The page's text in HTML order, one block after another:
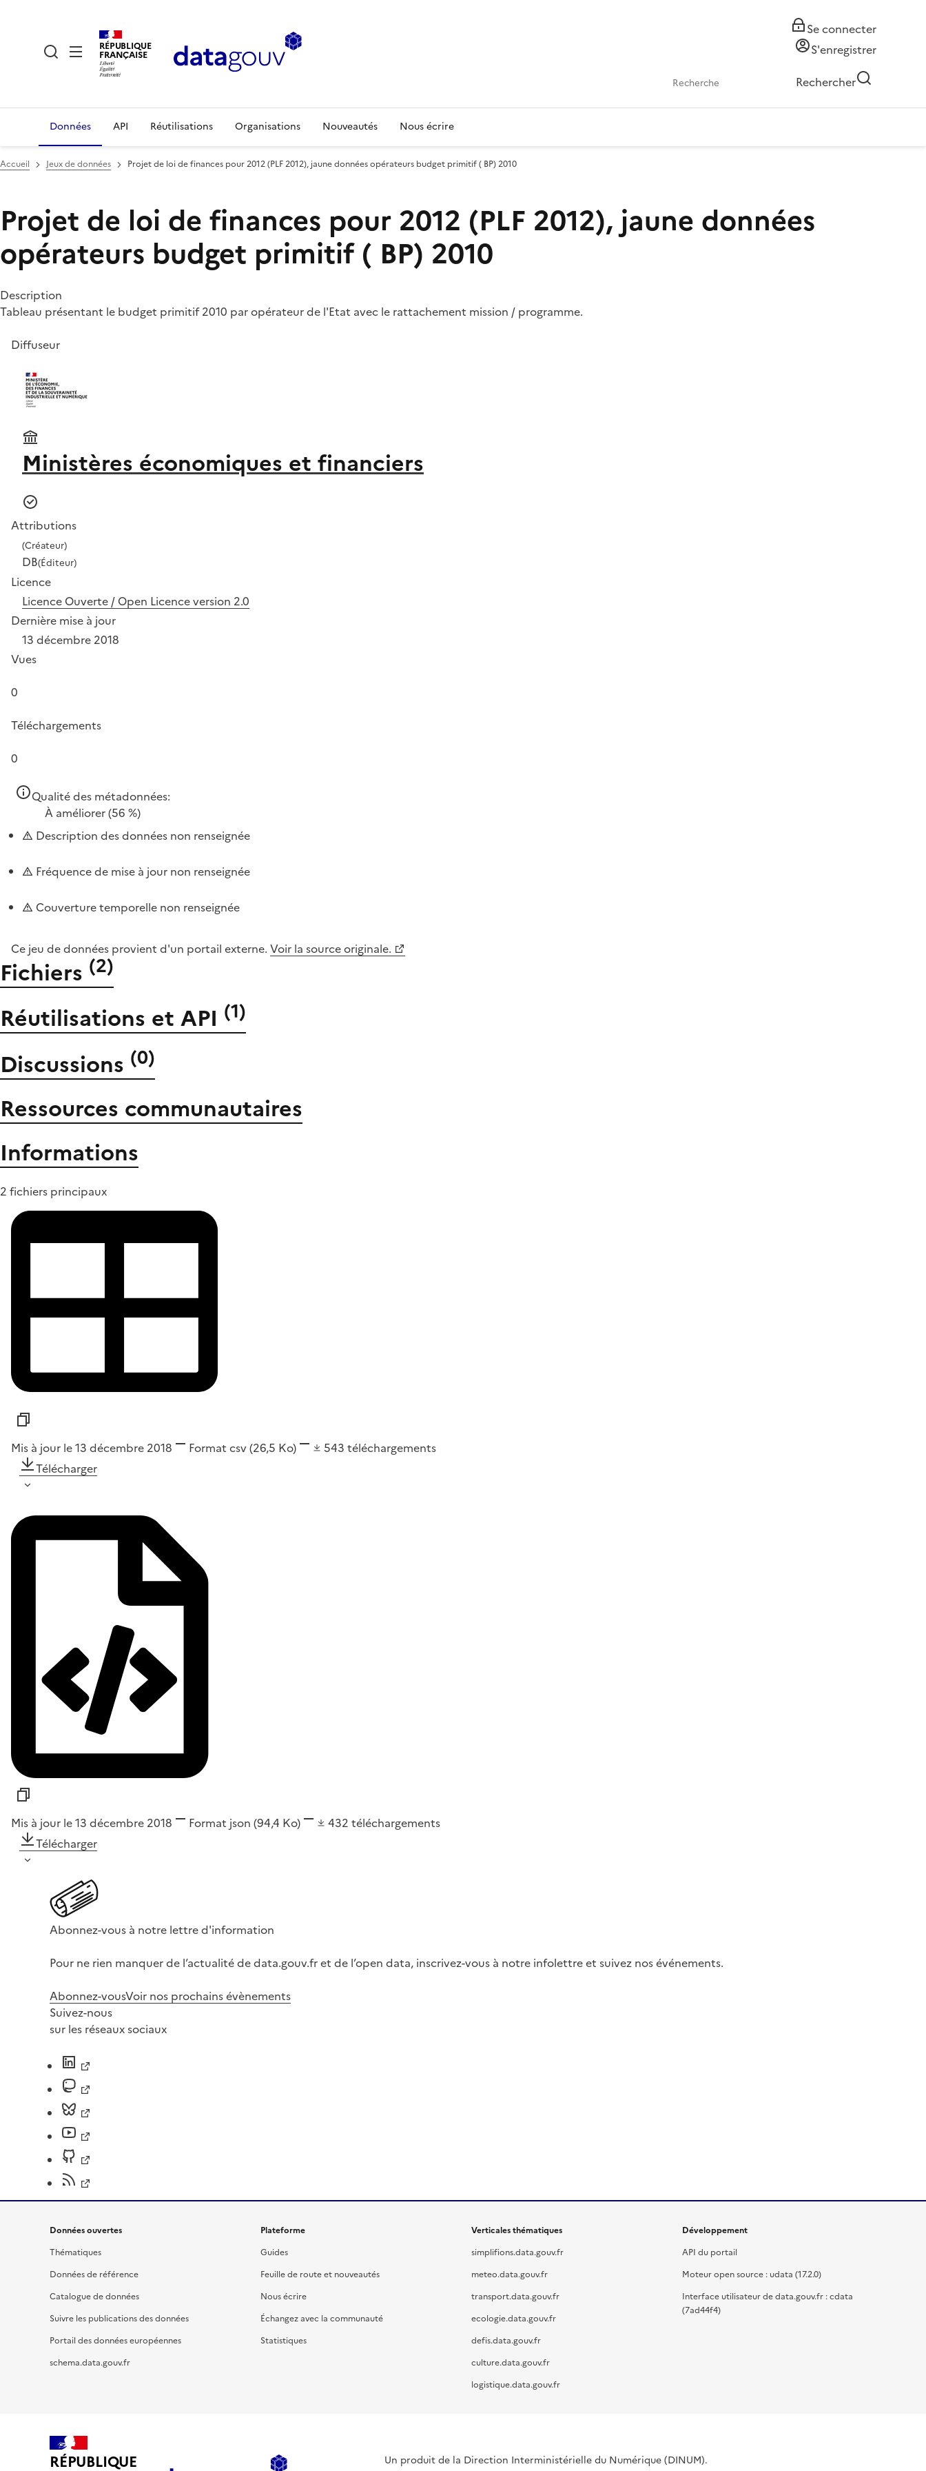
RÉPUBLIQUE
FRANÇAISE
Se connecter
S'enregistrer
Rechercher
Données API Réutilisations Organisations Nouveautés Nous écrire
Accueil Jeux de données Projet de loi de finances pour 2012 (PLF 2012), jaune données opérateurs budget primitif ( BP) 2010
Projet de loi de finances pour 2012 (PLF 2012), jaune données
opérateurs budget primitif ( BP) 2010
Description
Tableau présentant le budget primitif 2010 par opérateur de l'Etat avec le rattachement mission / programme.
Diffuseur
Ministères économiques et financiers
Attributions
(Créateur)
DB(Éditeur)
Licence
Licence Ouverte / Open Licence version 2.0
Dernière mise à jour
13 décembre 2018
Vues
0
Téléchargements
0
Qualité des métadonnées:
À améliorer(56 %)
Description des données non renseignée
Fréquence de mise à jour non renseignée
Couverture temporelle non renseignée
Ce jeu de données provient d'un portail externe. Voir la source originale.
Fichiers (2)
Réutilisations et API (1)
Discussions (0)
Ressources communautaires
Informations
2 fichiers principaux
Mis à jour le 13 décembre 2018 Format csv(26,5 Ko) 543 téléchargements
Télécharger
Mis à jour le 13 décembre 2018 Format json (94,4 Ko) 432 téléchargements
Télécharger
Abonnez-vous à notre lettre d'information
Pour ne rien manquer de l’actualité de data.gouv.fr et de l’open data, inscrivez-vous à notre infolettre et suivez nos événements.
Abonnez-vousVoir nos prochains évènements
Suivez-nous
sur les réseaux sociaux
Données ouvertes
Thématiques
Données de référence
Catalogue de données
Suivre les publications des données
Portail des données européennes
schema.data.gouv.fr
Plateforme
Guides
Feuille de route et nouveautés
Nous écrire
Échangez avec la communauté
Statistiques
Verticales thématiques
simplifions.data.gouv.fr
meteo.data.gouv.fr
transport.data.gouv.fr
ecologie.data.gouv.fr
defis.data.gouv.fr
culture.data.gouv.fr
logistique.data.gouv.fr
Développement
API du portail
Moteur open source : udata (17.2.0)
Interface utilisateur de data.gouv.fr : cdata
(7ad44f4)
RÉPUBLIQUE Un produit de la Direction Interministérielle du Numérique (DINUM).